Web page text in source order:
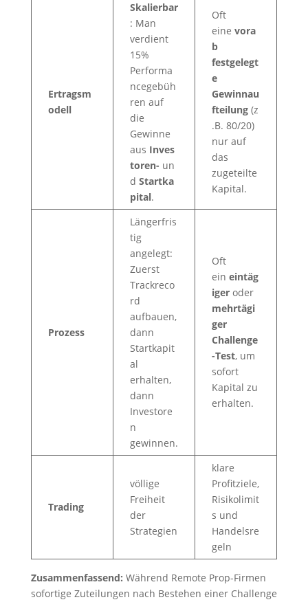
Ertragsm
odell
Skalierbar
: Man
verdient
15%
Performa
ncegebüh
ren auf
die
Gewinne
aus Inves
toren- un
d Startka
pital.
Oft
eine vora
b
festgelegt
e
Gewinnau
fteilung(z
.B. 80/20)
nur auf
das
zugeteilte
Kapital.
Prozess
Längerfris
tig
angelegt:
Zuerst
Trackreco
rd
aufbauen,
dann
Startkapit
al
erhalten,
dann
Investore
n
gewinnen.
Oft
ein eintäg
igeroder
mehrtägi
ger
Challenge
-Test, um
sofort
Kapital zu
erhalten.
Trading
völlige
Freiheit
der
Strategien
klare
Profitziele,
Risikolimit
s und
Handelsre
geln
Zusammenfassend: Während Remote Prop-Firmen
sofortige Zuteilungen nach Bestehen einer Challenge